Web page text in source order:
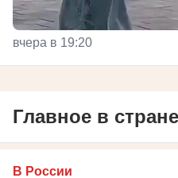
вчера в 19:20
Главное в стране
В России